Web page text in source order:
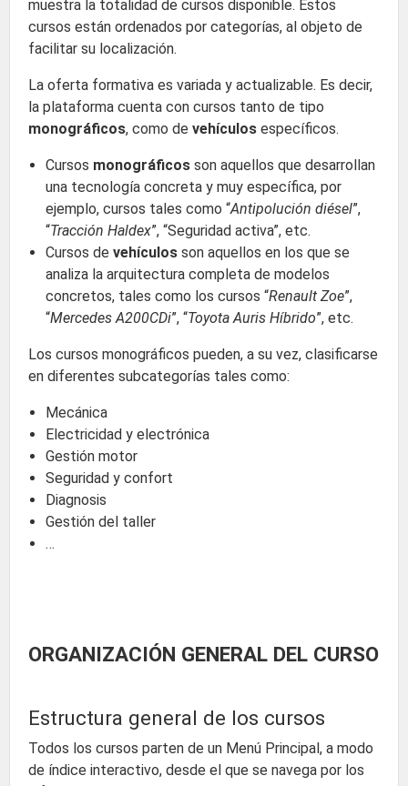
muestra la totalidad de cursos disponible. Estos
cursos están ordenados por categorías, al objeto de
facilitar su localización.
La oferta formativa es variada y actualizable. Es decir,
la plataforma cuenta con cursos tanto de tipo
monográficos, como de vehículos específicos.
Cursos monográficos son aquellos que desarrollan
una tecnología concreta y muy específica, por
ejemplo, cursos tales como “Antipolución diésel”,
“Tracción Haldex”, “Seguridad activa”, etc.
Cursos devehículos son aquellos en los que se
analiza la arquitectura completa de modelos
concretos, tales como los cursos “Renault Zoe”,
“Mercedes A200CDi”, “Toyota Auris Híbrido”, etc.
Los cursos monográficos pueden, a su vez, clasificarse
en diferentes subcategorías tales como:
Mecánica
Electricidad y electrónica
Gestión motor
Seguridad y confort
Diagnosis
Gestión del taller
…
ORGANIZACIÓN GENERAL DEL CURSO
Estructura general de los cursos
Todos los cursos parten de un Menú Principal, a modo
de índice interactivo, desde el que se navega por los